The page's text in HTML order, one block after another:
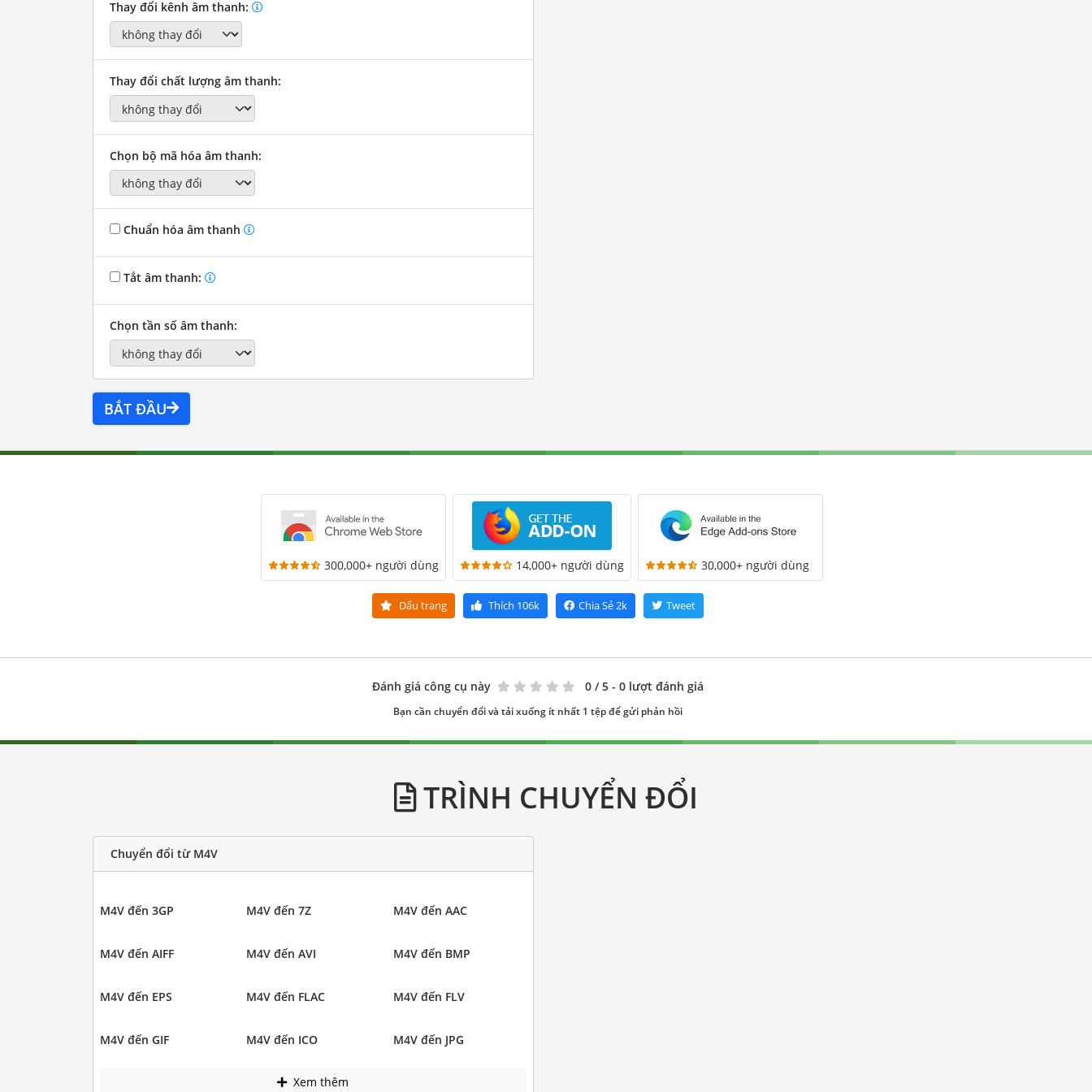
Thay đổi kênh âm thanh:
Thay đổi chất lượng âm thanh:
Chọn bộ mã hóa âm thanh:
Chuẩn hóa âm thanh
Tắt âm thanh:
Chọn tần số âm thanh:
BẮT ĐẦU
300,000+ người dùng 14,000+ người dùng 30,000+ người dùng
Dấu trang Thích 106k Chia Sẻ2k Tweet
Đánh giá công cụ này 0 / 5 - 0 lượt đánh giá
Bạn cần chuyển đổi và tải xuống ít nhất 1 tệp để gửi phản hồi
TRÌNH CHUYỂN ĐỔI
Chuyển đổi từ M4V
M4V đến 3GP M4V đến 7Z M4V đến AAC
M4V đến AIFF M4V đến AVI M4V đến BMP
M4V đến EPS M4V đến FLAC M4V đến FLV
M4V đến GIF M4V đến ICO M4V đến JPG
Xem thêm